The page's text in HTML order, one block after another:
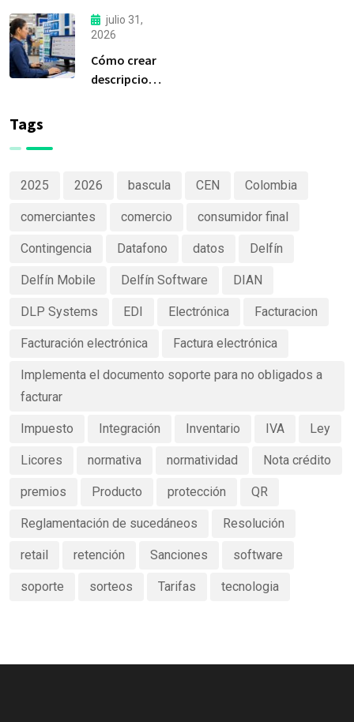
la
herramienta
más
importante
julio 31,
2026
Cómo crear
descripciones
Tags
2025 2026 bascula CEN Colombia
comerciantes comercio consumidor final
Contingencia Datafono datos Delfín
Delfín Mobile Delfín Software DIAN
DLP Systems EDI Electrónica Facturacion
Facturación electrónica Factura electrónica
Implementa el documento soporte para no obligados a
facturar
Impuesto Integración Inventario IVA Ley
Licores normativa normatividad Nota crédito
premios Producto protección QR
Reglamentación de sucedáneos Resolución
retail retención Sanciones software
soporte sorteos Tarifas tecnologia